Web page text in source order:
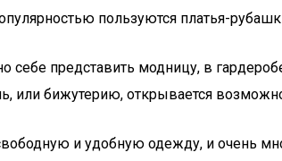
пользуются платья-
представить модницу, в
или бижутерию, открывается
и удобную одежду, и очень